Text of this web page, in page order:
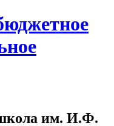
школа им. И.Ф.